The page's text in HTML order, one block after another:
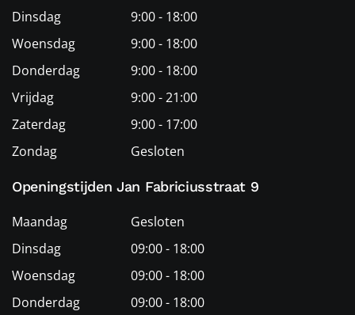
Dinsdag
9:00 - 18:00
Woensdag
9:00 - 18:00
Donderdag
9:00 - 18:00
Vrijdag
9:00 - 21:00
Zaterdag
9:00 - 17:00
Zondag
Gesloten
Openingstijden Jan Fabriciusstraat 9
Maandag
Gesloten
Dinsdag
09:00 - 18:00
Woensdag
09:00 - 18:00
Donderdag
09:00 - 18:00